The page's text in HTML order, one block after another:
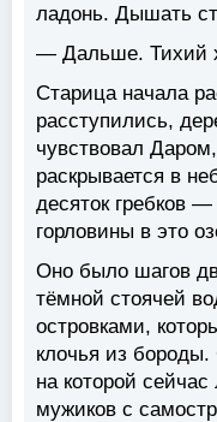
ладонь. Дышать
— Дальше. Тихий
Старица начала
расступились,
чувствовал
раскрывается в
десяток гребков
горловины в это
Оно было шагов
тёмной стоячей
островками,
клочья из
на которой
мужиков с